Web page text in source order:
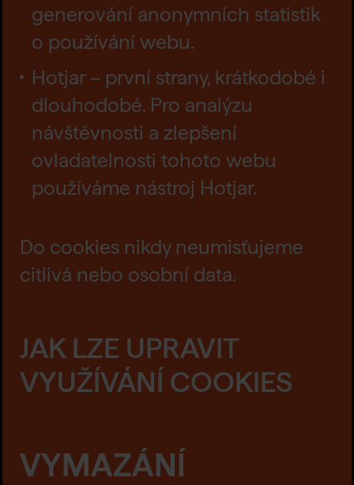
generování anonymních statistik
o používání webu.
Hotjar – první strany, krátkodobé i
dlouhodobé. Pro analýzu
návštěvnosti a zlepšení
ovladatelnosti tohoto webu
používáme nástroj Hotjar.
Do cookies nikdy neumisťujeme
citlivá nebo osobní data.
JAK LZE UPRAVIT
VYUŽÍVÁNÍ COOKIES
VYMAZÁNÍ